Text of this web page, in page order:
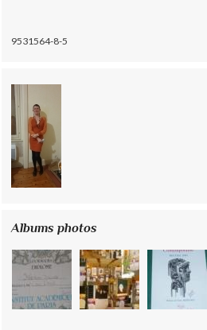
9531564-8-5
Albums photos